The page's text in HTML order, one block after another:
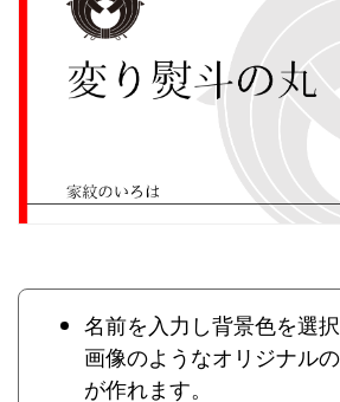
名前を入力し背景色を選
画像のようなオリジナル
が作れます。